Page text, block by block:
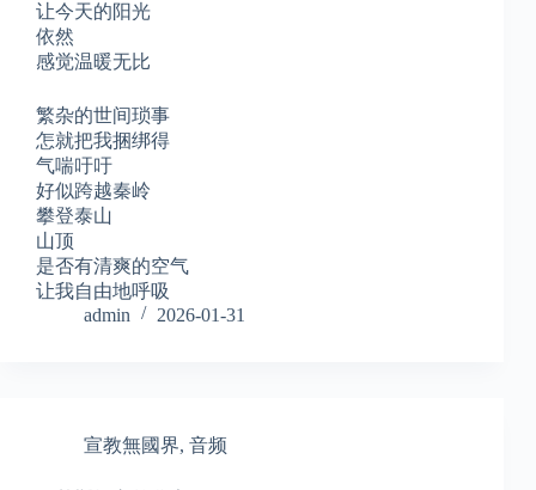
让今天的阳光
依然
感觉温暖无比
繁杂的世间琐事
怎就把我捆绑得
气喘吁吁
好似跨越秦岭
攀登泰山
山顶
是否有清爽的空气
让我自由地呼吸
admin
2026-01-31
宣教無國界, 音频